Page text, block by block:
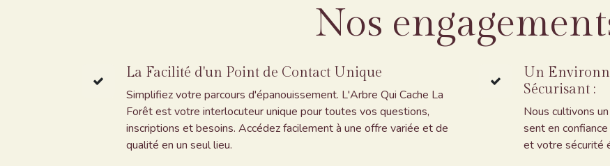
Nos
La Facilité d'un Point de Contact Unique
Simplifiez votre parcours d'épanouissement. L'Arbre Qui Cache La
Forêt est votre interlocuteur unique pour toutes vos questions,
inscriptions et besoins. Accédez facilement à une offre variée et de
qualité en un seul lieu.
Un
Sécurisant :
Nous cultivons
sent en
et votre sécurité